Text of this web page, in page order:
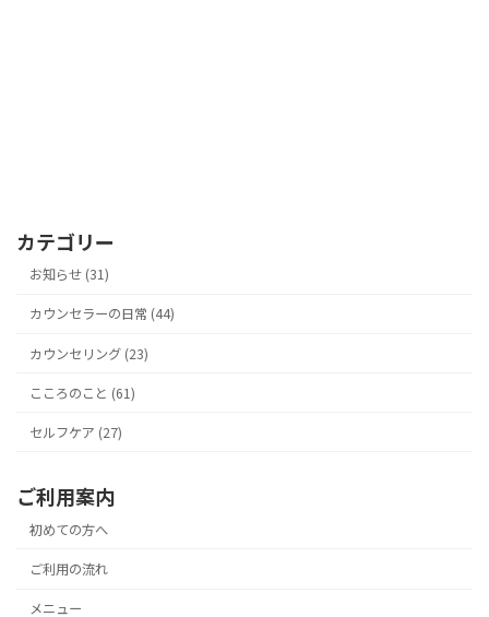
カテゴリー
お知らせ (31)
カウンセラーの日常 (44)
カウンセリング (23)
こころのこと (61)
セルフケア (27)
ご利用案内
初めての方へ
ご利用の流れ
メニュー